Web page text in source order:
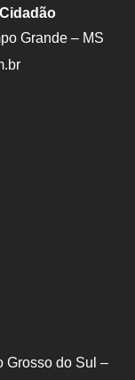
Grande – MS
Grosso do Sul –